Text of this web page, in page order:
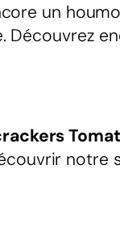
un
notre